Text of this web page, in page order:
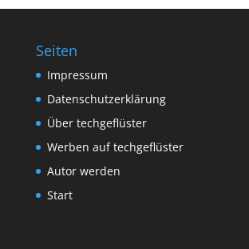
Seiten
Impressum
Datenschutzerklärung
Über techgeflüster
Werben auf techgeflüster
Autor werden
Start